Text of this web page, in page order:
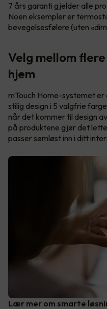
7 års garanti gjelder alle
Noen eksempler er
bevegelsesfølere (uten
Velg mellom
hjem
mTouch Home-systemet
stilig design i 5 valgfrie
når det kommer til design
på produktene gjør det
passer sømløst inn i ditt
Lær mer om smarte